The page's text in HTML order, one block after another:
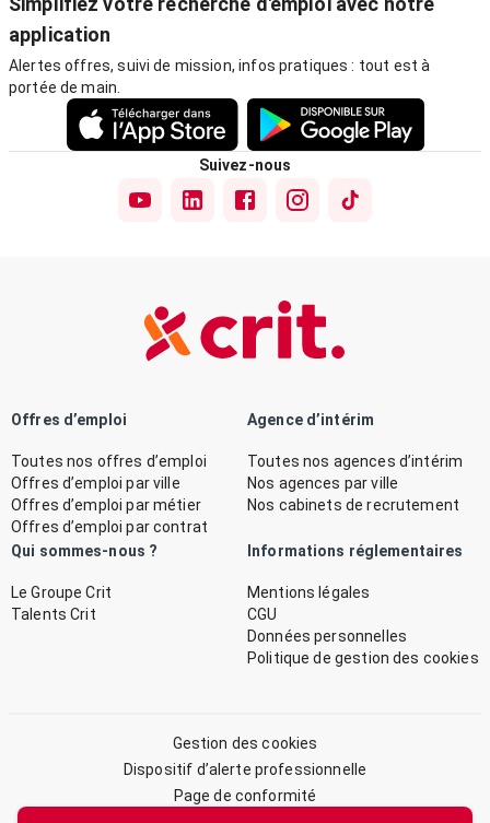
application
Alertes offres, suivi de mission, infos pratiques : tout est à
portée de main.
Suivez-nous
Offres d’emploi
Toutes nos offres d’emploi
Offres d’emploi par ville
Offres d’emploi par métier
Offres d’emploi par contrat
Agence d’intérim
Toutes nos agences d’intérim
Nos agences par ville
Nos cabinets de recrutement
Qui sommes-nous ?
Le Groupe Crit
Talents Crit
Informations réglementaires
Mentions légales
CGU
Données personnelles
Politique de gestion des cookies
Gestion des cookies
Dispositif d’alerte professionnelle
Page de conformité